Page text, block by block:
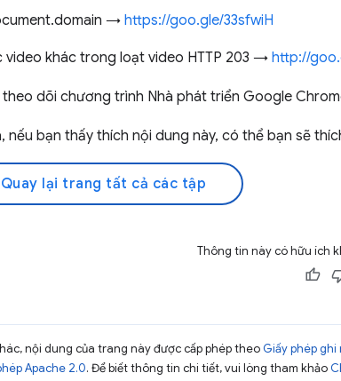
→ https://goo.gle/33sfwiH
video khác trong loạt video HTTP 203 → http://
dõi chương trình Nhà phát triển Google
nếu bạn thấy thích nội dung này, có thể bạn sẽ
Quay lại trang tất cả các tập
Thông tin này có hữu ích
nội dung của trang này được cấp phép theo Giấy phép
Apache 2.0. Để biết thông tin chi tiết, vui lòng tham khảo